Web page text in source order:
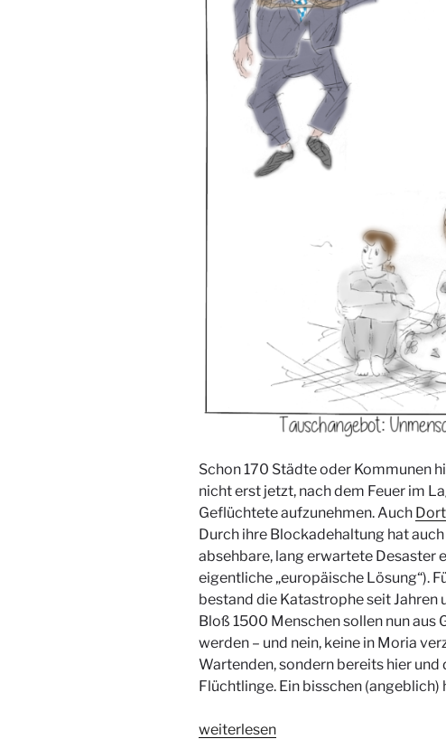
Schon 170 Städte oder Kommunen
nicht erst jetzt, nach dem Feuer im
Geflüchtete aufzunehmen. Auch
Durch ihre Blockadehaltung hat
absehbare, lang erwartete Desaster
eigentliche „europäische Lösung“).
bestand die Katastrophe seit Jahren
Bloß 1500 Menschen sollen nun
werden – und nein, keine in Moria
Wartenden, sondern bereits hier
Flüchtlinge. Ein bisschen
„Luftbrücke
weiterlesen